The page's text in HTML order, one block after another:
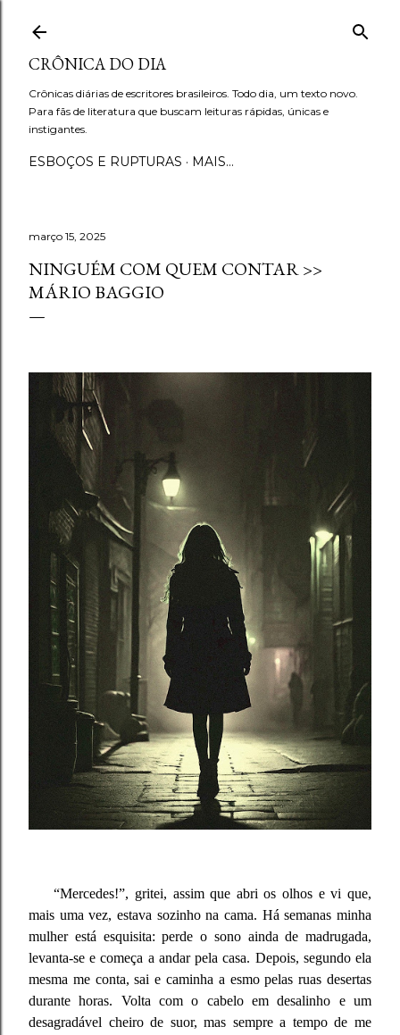
CRÔNICA DO DIA
Crônicas diárias de escritores brasileiros. Todo dia, um texto novo.
Para fãs de literatura que buscam leituras rápidas, únicas e
instigantes.
ESBOÇOS E RUPTURAS MAIS…
março 15, 2025
NINGUÉM COM QUEM CONTAR >>
MÁRIO BAGGIO
“Mercedes!”, gritei, assim que abri os olhos e vi que,
mais uma vez, estava sozinho na cama. Há semanas minha
mulher está esquisita: perde o sono ainda de madrugada,
levanta-se e começa a andar pela casa. Depois, segundo ela
mesma me conta, sai e caminha a esmo pelas ruas desertas
durante horas. Volta com o cabelo em desalinho e um
desagradável cheiro de suor, mas sempre a tempo de me